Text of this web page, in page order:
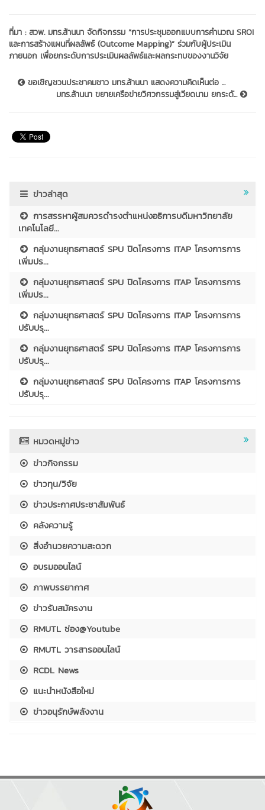
ที่มา :สวพ. มทร.ล้านนา จัดกิจกรรม “การประชุมออกแบบการคำนวณ SROI
และการสร้างแผนที่ผลลัพธ์ (Outcome Mapping)” ร่วมกับผู้ประเมิน
ภายนอก เพื่อยกระดับการประเมินผลลัพธ์และผลกระทบของงานวิจัย
ขอเชิญชวนประชาคมชาว มทร.ล้านนา แสดงความคิดเห็นต่อ ...
มทร.ล้านนา ขยายเครือข่ายวิศวกรรมสู่เวียดนาม ยกระดั...
ข่าวล่าสุด
การสรรหาผู้สมควรดำรงตำแหน่งอธิการบดีมหาวิทยาลัย
เทคโนโลยี...
กลุ่มงานยุทธศาสตร์ SPU ปิดโครงการ ITAP โครงการการ
เพิ่มปร...
กลุ่มงานยุทธศาสตร์ SPU ปิดโครงการ ITAP โครงการการ
เพิ่มปร...
กลุ่มงานยุทธศาสตร์ SPU ปิดโครงการ ITAP โครงการการ
ปรับปรุ...
กลุ่มงานยุทธศาสตร์ SPU ปิดโครงการ ITAP โครงการการ
ปรับปรุ...
กลุ่มงานยุทธศาสตร์ SPU ปิดโครงการ ITAP โครงการการ
ปรับปรุ...
หมวดหมู่ข่าว
ข่าวกิจกรรม
ข่าวทุน/วิจัย
ข่าวประกาศประชาสัมพันธ์
คลังความรู้
สิ่งอำนวยความสะดวก
อบรมออนไลน์
ภาพบรรยากาศ
ข่าวรับสมัครงาน
RMUTL ช่อง@Youtube
RMUTL วารสารออนไลน์
RCDL News
แนะนำหนังสือใหม่
ข่าวอนุรักษ์พลังงาน